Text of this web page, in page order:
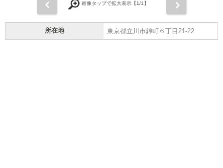
画像タップで拡大表示【1/1】
所在地 東京都立川市錦町６丁目21-22